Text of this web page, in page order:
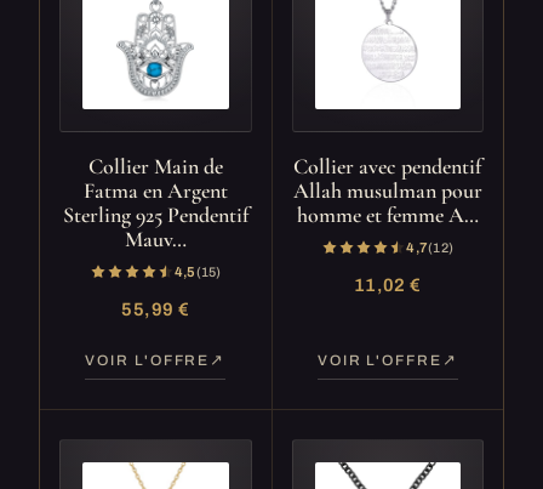
Collier Main de
Fatma en Argent
Sterling 925 Pendentif
Mauv…
4,5(15)
55,99 €
VOIR L'OFFRE
Collier avec pendentif
Allah musulman pour
homme et femme A…
4,7(12)
11,02 €
VOIR L'OFFRE